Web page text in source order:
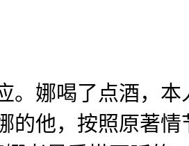
娜喝了点酒，本
他，按照原著情